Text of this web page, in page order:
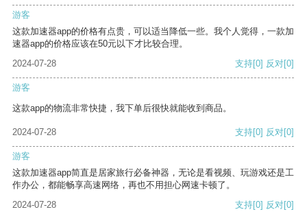
游客
这款加速器app的价格有点贵，可以适当降低一些。我个人觉得，一款加
速器app的价格应该在50元以下才比较合理。
2024-07-28
支持[0] 反对[0]
游客
这款app的物流非常快捷，我下单后很快就能收到商品。
2024-07-28 支持[0] 反对[0]
游客
这款加速器app简直是居家旅行必备神器，无论是看视频、玩游戏还是工
作办公，都能畅享高速网络，再也不用担心网速卡顿了。
2024-07-28
支持[0] 反对[0]